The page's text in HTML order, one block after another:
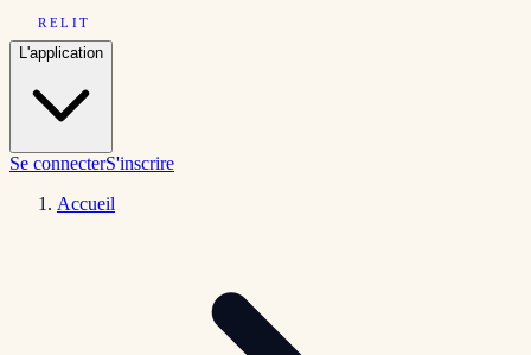
RELIT
L'application
Se connecterS'inscrire
Accueil